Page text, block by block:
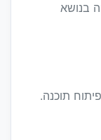
בנושא
תוכנה.